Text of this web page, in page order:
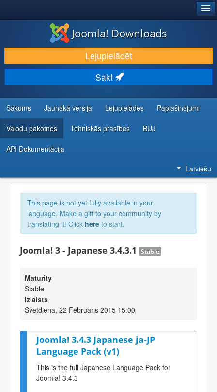
LEJUPIELĀDĒT UN PAPLAŠINĀT
ATKLĀJ UN IEMĀCIES
KOPIENA UN ATBALSTS
IZSTRĀDĀTĀJU RESURSI
Joomla! Downloads
Lejupielādēt
Sākt
Sākums Jaunākā versija Lejupielādes Paplašinājumi
Valodu pakotnes Tehniskās prasības BUJ
API Dokumentācija
Latviešu
This page is not yet fully available in your
language. Make a gift to your community by
translating it! Click here to start.
Joomla! 3 - Japanese 3.4.3.1 Stable
Maturity
Stable
Izlaists
Svētdiena, 22 Februāris 2015 15:00
Joomla! 3.4.3 Japanese ja-JP
Language Pack (v1)
This is the full Japanese Language Pack for
Joomla! 3.4.3